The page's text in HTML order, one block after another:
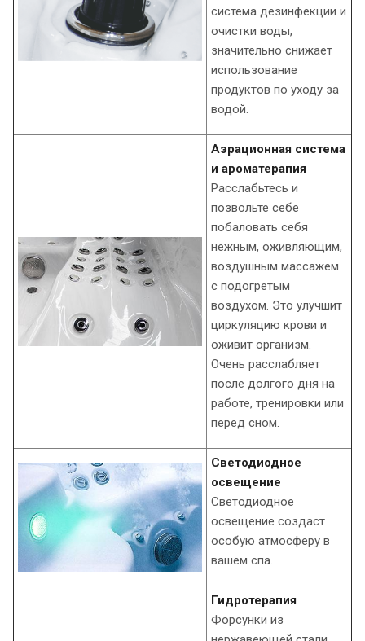
система дезинфекции и
очистки воды,
значительно снижает
использование
продуктов по уходу за
водой.
Аэрационная система
и ароматерапия
Расслабьтесь и
позвольте себе
побаловать себя
нежным, оживляющим,
воздушным массажем
с подогретым
воздухом. Это улучшит
циркуляцию крови и
оживит организм.
Очень расслабляет
после долгого дня на
работе, тренировки или
перед сном.
Светодиодное
освещение
Светодиодное
освещение создаст
особую атмосферу в
вашем спа.
Гидротерапия
Форсунки из